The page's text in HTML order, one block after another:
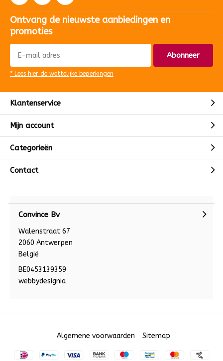
Ontvang de nieuwste aanbiedingen en
promoties
Abonneer
* Lees hier de wettelijke beperkingen
Klantenservice
Mijn account
Categorieën
Contact
Convince Bv
Walenstraat 67
2060 Antwerpen
België
BE0453139359
webbydesignia
Algemene voorwaarden Sitemap